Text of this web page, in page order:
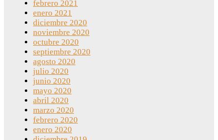
febrero 2021
enero 2021
diciembre 2020
noviembre 2020
octubre 2020
septiembre 2020
agosto 2020
julio 2020
junio 2020
mayo 2020
abril 2020
marzo 2020
febrero 2020
enero 2020